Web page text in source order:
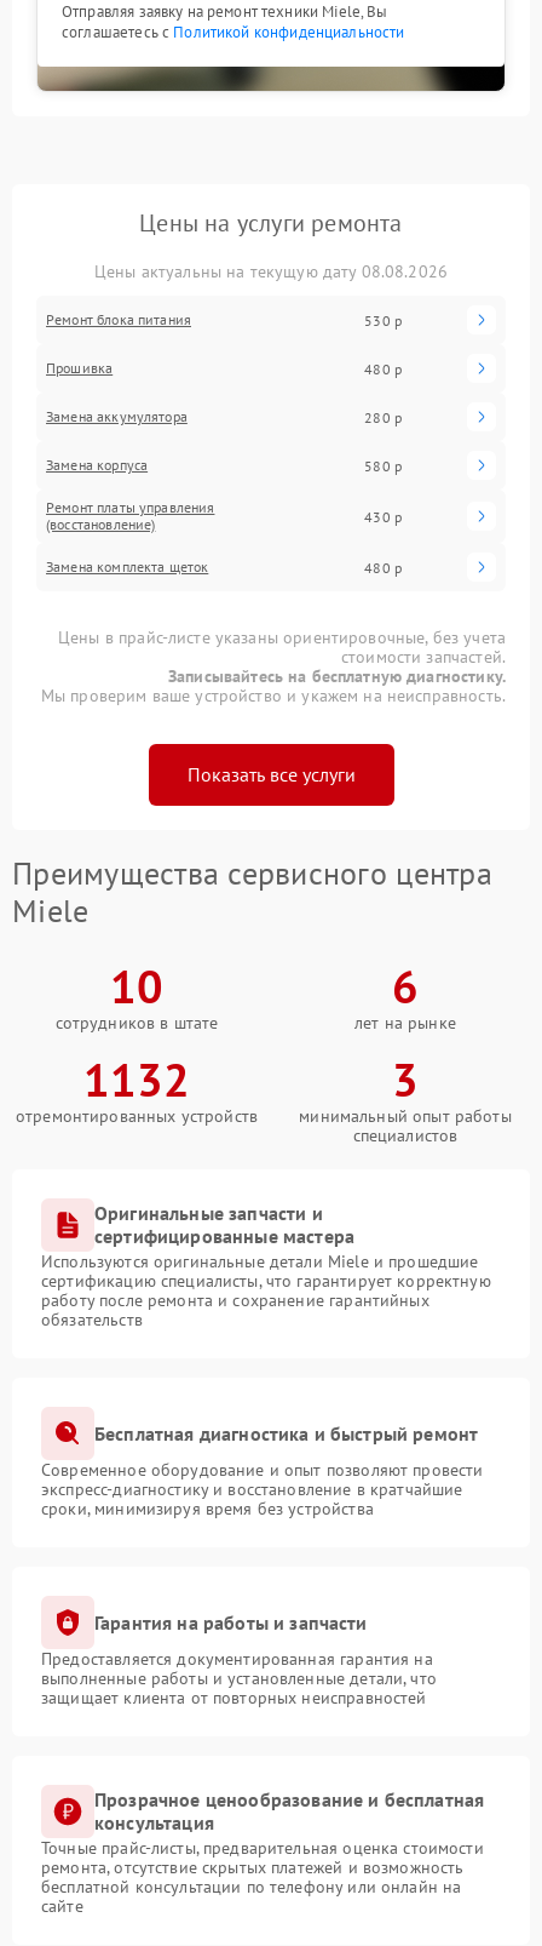
Отправляя заявку на ремонт техники Miele, Вы
соглашаетесь с Политикой конфиденциальности
Цены на услуги ремонта
Цены актуальны на текущую дату 08.08.2026
Ремонт блока питания 530 р
Прошивка 480 р
Замена аккумулятора 280 р
Замена корпуса 580 р
Ремонт платы управления
(восстановление)
430 р
Замена комплекта щеток 480 р
Цены в прайс-листе указаны ориентировочные, без учета
стоимости запчастей.
Записывайтесь на бесплатную диагностику.
Мы проверим ваше устройство и укажем на неисправность.
Показать все услуги
Преимущества сервисного центра
Miele
10
сотрудников в штате
6
лет на рынке
1132
отремонтированных устройств
3
минимальный опыт работы
специалистов
Оригинальные запчасти и
сертифицированные мастера
Используются оригинальные детали Miele и прошедшие
сертификацию специалисты, что гарантирует корректную
работу после ремонта и сохранение гарантийных
обязательств
Бесплатная диагностика и быстрый ремонт
Современное оборудование и опыт позволяют провести
экспресс-диагностику и восстановление в кратчайшие
сроки, минимизируя время без устройства
Гарантия на работы и запчасти
Предоставляется документированная гарантия на
выполненные работы и установленные детали, что
защищает клиента от повторных неисправностей
Прозрачное ценообразование и бесплатная
консультация
Точные прайс-листы, предварительная оценка стоимости
ремонта, отсутствие скрытых платежей и возможность
бесплатной консультации по телефону или онлайн на
сайте